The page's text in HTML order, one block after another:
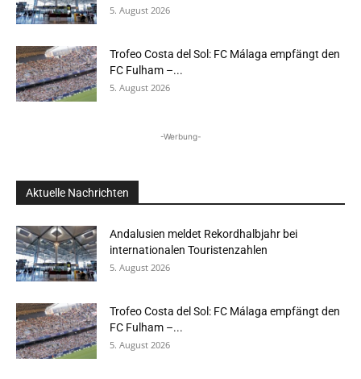
5. August 2026
Trofeo Costa del Sol: FC Málaga empfängt den
FC Fulham –...
5. August 2026
-Werbung-
Aktuelle Nachrichten
Andalusien meldet Rekordhalbjahr bei
internationalen Touristenzahlen
5. August 2026
Trofeo Costa del Sol: FC Málaga empfängt den
FC Fulham –...
5. August 2026